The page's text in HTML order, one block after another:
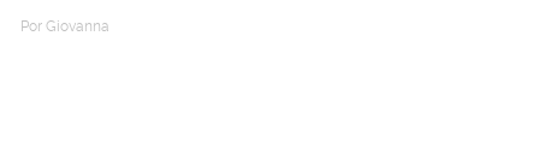
Por Giovanna